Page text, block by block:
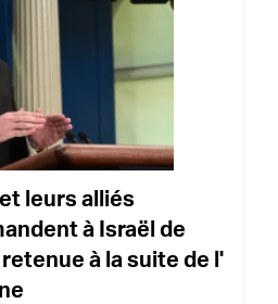
leurs alliés
à Israël de
à la suite de l'